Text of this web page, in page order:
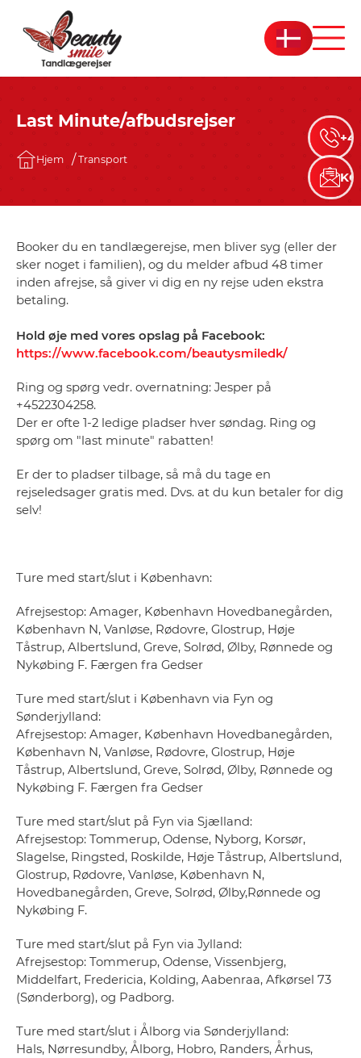
Last Minute/afbudsrejser
Hjem Transport
Booker du en tandlægerejse, men bliver syg (eller der
sker noget i familien), og du melder afbud 48 timer
inden afrejse, så giver vi dig en ny rejse uden ekstra
betaling.
Hold øje med vores opslag på Facebook:
https://www.facebook.com/beautysmiledk/
Ring og spørg vedr. overnatning: Jesper på
+4522304258.
Der er ofte 1-2 ledige pladser hver søndag. Ring og
spørg om "last minute" rabatten!
Er der to pladser tilbage, så må du tage en
rejseledsager gratis med. Dvs. at du kun betaler for dig
selv!
Ture med start/slut i København:
Afrejsestop: Amager, København Hovedbanegården,
København N, Vanløse, Rødovre, Glostrup, Høje
Tåstrup, Albertslund, Greve, Solrød, Ølby, Rønnede og
Nykøbing F. Færgen fra Gedser
Ture med start/slut i København via Fyn og
Sønderjylland:
Afrejsestop: Amager, København Hovedbanegården,
København N, Vanløse, Rødovre, Glostrup, Høje
Tåstrup, Albertslund, Greve, Solrød, Ølby, Rønnede og
Nykøbing F. Færgen fra Gedser
Ture med start/slut på Fyn via Sjælland:
Afrejsestop: Tommerup, Odense, Nyborg, Korsør,
Slagelse, Ringsted, Roskilde, Høje Tåstrup, Albertslund,
Glostrup, Rødovre, Vanløse, København N,
Hovedbanegården, Greve, Solrød, Ølby,Rønnede og
Nykøbing F.
Ture med start/slut på Fyn via Jylland:
Afrejsestop: Tommerup, Odense, Vissenbjerg,
Middelfart, Fredericia, Kolding, Aabenraa, Afkørsel 73
(Sønderborg), og Padborg.
Ture med start/slut i Ålborg via Sønderjylland:
Hals, Nørresundby, Ålborg, Hobro, Randers, Århus,